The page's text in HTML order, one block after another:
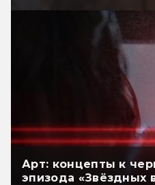
Арт: концепты к
эпизода «Звёздных